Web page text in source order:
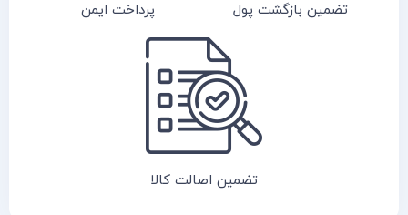
تضمین بازگشت پول پرداخت ایمن
تضمین اصالت کالا